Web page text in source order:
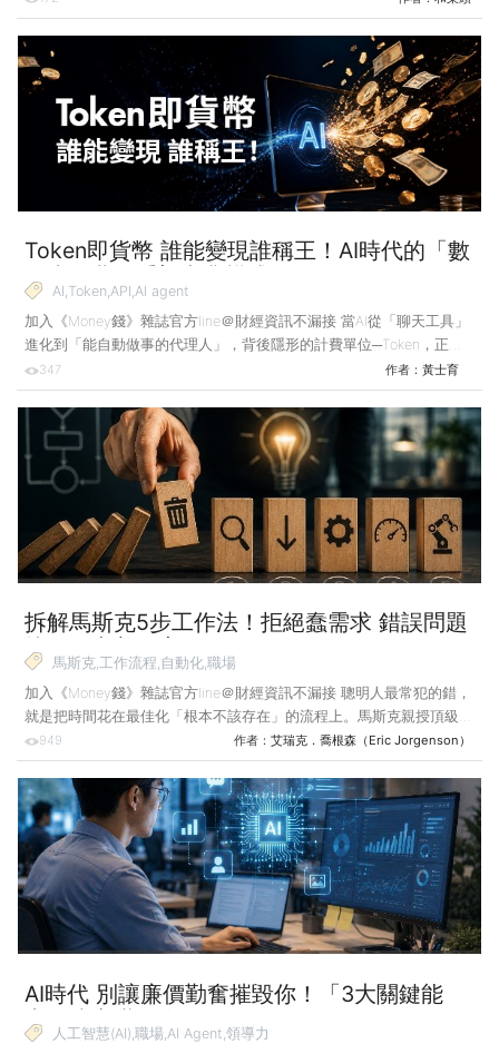
年，也就是在大約1000天到1500天之內，AI時代會正式到來，AI會給我
們的工作、生活帶來真正意義上的改變。我們每個人現在都公平地擁有
3到5年的寶貴緩衝期，這段時間足夠用來學習、探索、調整、適應，
好讓自己在AI時代真正到來之後，還能在新世界為自己謀求一席之地。
我不知道你是怎麼使用AI的，就我個人而言，我習慣用它為我每日所寫
的文章生成配圖，這樣的合作方式已
Token即貨幣 誰能變現誰稱王！AI時代的「數
位水電費」重塑商業模式
AI,Token,API,AI agent
加入《Money錢》雜誌官方line＠財經資訊不漏接 當AI從「聊天工具」
進化到「能自動做事的代理人」，背後隱形的計費單位─Token，正悄
悄重塑科技巨頭的獲利結構。本期〈專題報導〉將為你拆解Token的計
費陷阱，跟隨實戰達人學習如何控管「數位水電費」；並透過「3層AI
依賴度」框架，教你在公開市場中，避開私募溢價陷阱，精準鎖定那些
真正把Token轉換為獲利護城河的贏家。 兩年前，多數人對 AI 的印象
還停留在「偶爾使用的聊天工具」。時至今日，情況已經不同。輝達
（Nvidia）執行長黃仁勳今年公開宣告，AI 已經從「會回答問題」進化
到「能自己做事」。不只是
347 作者： 黃士育
拆解馬斯克5步工作法！拒絕蠢需求 錯誤問題
找不到完美答案
馬斯克,工作流程,自動化,職場
加入《Money錢》雜誌官方line＠財經資訊不漏接 聰明人最常犯的錯，
就是把時間花在最佳化「根本不該存在」的流程上。馬斯克親授頂級工
程思維的5個步驟，教你砍掉無效流程、徹底粉碎追究錯誤問題的壞習
慣。 在我（馬斯克）的公司裡，我要求所有人都必須嚴格執行5步驟
工作流程，我把它稱為「5步工作法」，接下來我會先列出步驟，再逐
一說明。請注意，這套流程的先後順序非常重要。 1.質疑需求，讓需求
不要那麼蠢。 2.竭盡全力刪除零件或流程。 3.簡化或最佳化。 4.加
速。 5.自動化。 為什麼這些步驟的順序這麼重要？其中一個例子，就
是電池組上方的玻璃纖維墊。
949 作者： 艾瑞克．喬根森（Eric Jorgenson）
AI時代 別讓廉價勤奮摧毀你！「3大關鍵能
力」決定職場身價
人工智慧(AI),職場,AI Agent,領導力